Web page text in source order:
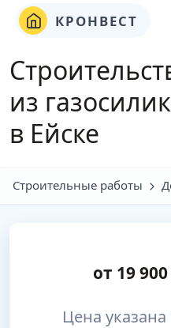
КРОНВЕСТ
из
в Ейске
Строительные работы
от 19 900
Цена